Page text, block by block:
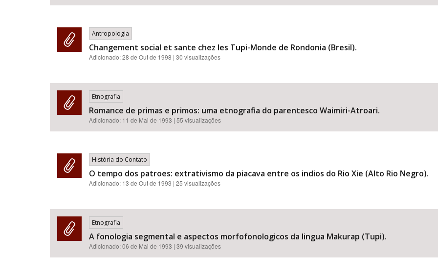
Antropologia
Changement social et sante chez les Tupi-Monde de Rondonia (Bresil).
Adicionado:28 de Out de 1998 | 30 visualizações
Etnografia
Romance de primas e primos: uma etnografia do parentesco Waimiri-Atroari.
Adicionado: 11 de Mai de 1993 | 55 visualizações
História do Contato
O tempo dos patroes: extrativismo da piacava entre os indios do Rio Xie (Alto Rio Negro).
Adicionado: 13 de Out de 1993 | 25 visualizações
Etnografia
A fonologia segmental e aspectos morfofonologicos da lingua Makurap (Tupi).
Adicionado:06 de Mai de 1993 | 39 visualizações